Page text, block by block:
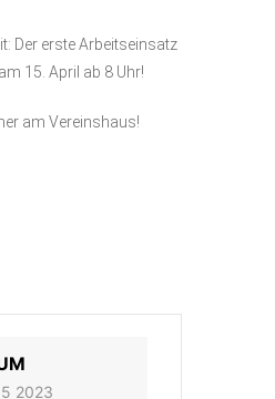
Der erste Arbeitseinsatz
15. April ab 8 Uhr!
am Vereinshaus!
2023